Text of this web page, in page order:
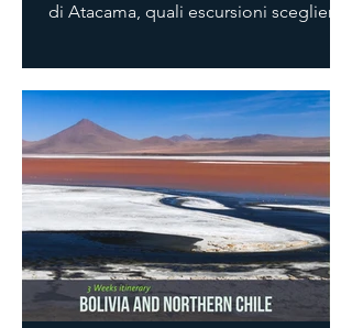
di Atacama, quali escursioni scegliere
strade artistiche di Valparaíso e il
fascino marittimo di Viña del Mar